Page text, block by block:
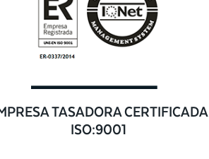
TASADORA CERTIFICADA
ISO:9001